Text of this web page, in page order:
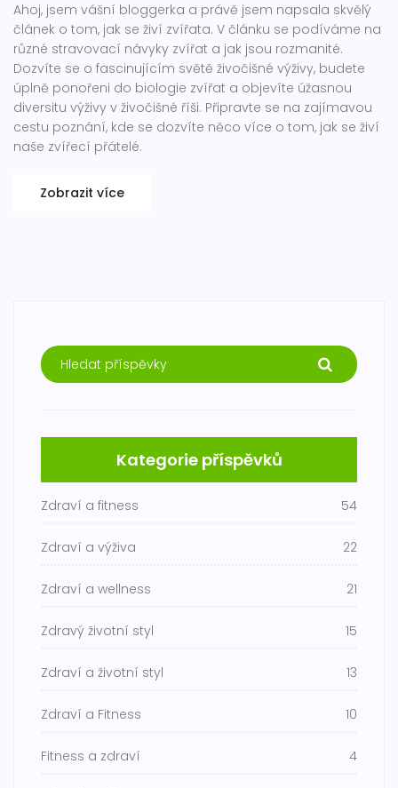
Ahoj, jsem vášní bloggerka a právě jsem napsala skvělý
článek o tom, jak se živí zvířata. V článku se podíváme na
různé stravovací návyky zvířat a jak jsou rozmanité.
Dozvíte se o fascinujícím světě živočišné výživy, budete
úplně ponořeni do biologie zvířat a objevíte úžasnou
diversitu výživy v živočišné říši. Připravte se na zajímavou
cestu poznání, kde se dozvíte něco více o tom, jak se živí
naše zvířecí přátelé.
Zobrazit více
Kategorie příspěvků
Zdraví a fitness 54
Zdraví a výživa 22
Zdraví a wellness 21
Zdravý životní styl 15
Zdraví a životní styl 13
Zdraví a Fitness 10
Fitness a zdraví 4